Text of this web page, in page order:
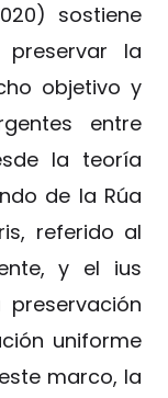
sostiene
la
objetivo y
entre
la teoría
de la Rúa
referido al
y el ius
uniforme
marco, la